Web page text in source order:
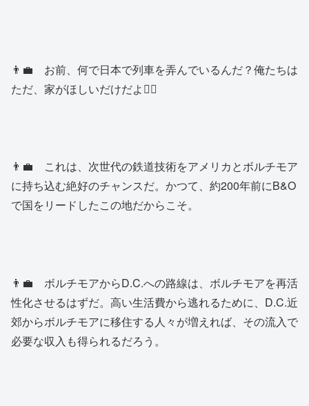
👨‍💼 お前、何で日本で列車を弄んでいるんだ？俺たちは
ただ、家がほしいだけだよ😮‍💨
👨‍💼 これは、次世代の鉄道技術をアメリカとボルチモア
に持ち込む絶好のチャンスだ。かつて、約200年前にB&O
で国をリードしたこの地だからこそ。
👨‍💼 ボルチモアからD.C.への路線は、ボルチモアを再活
性化させるはずだ。高い生活費から逃れるために、D.C.近
郊からボルチモアに移住する人々が増えれば、その流入で
必要な収入も得られるだろう。